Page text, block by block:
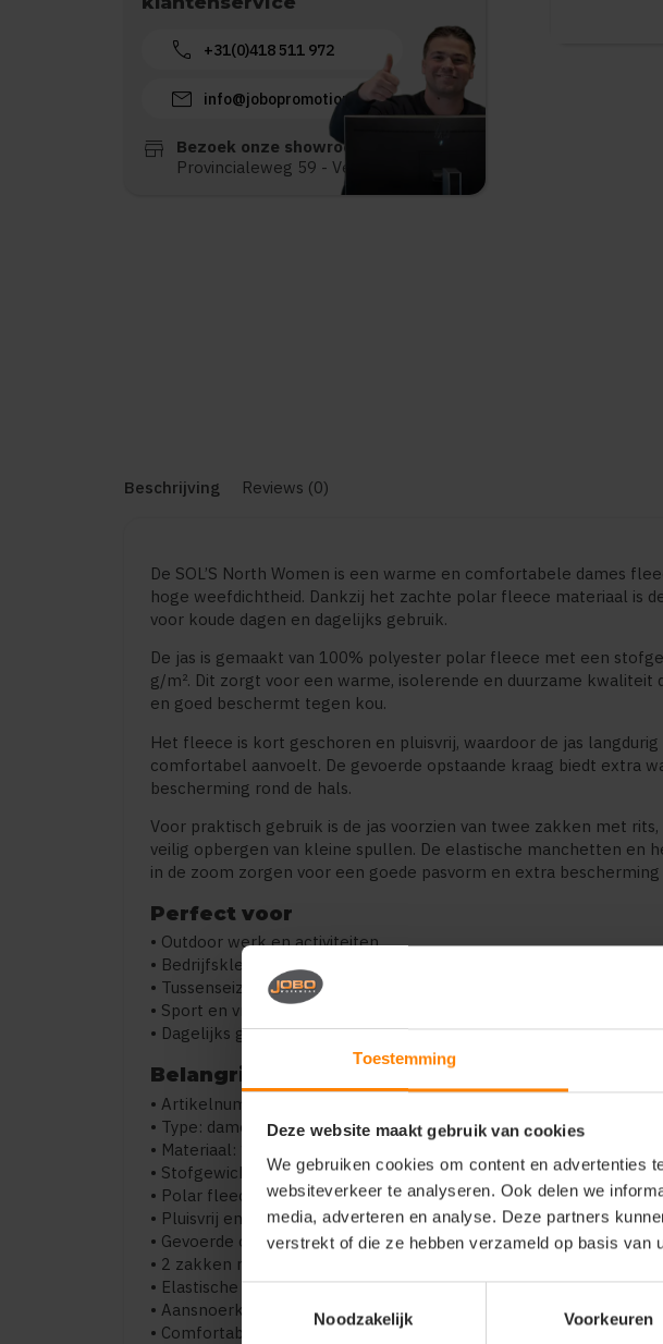
Toestemming
Deze website maakt gebruik van cookies
We gebruiken cookies om content en advertenties
websiteverkeer te analyseren. Ook delen we
media, adverteren en analyse. Deze partners
verstrekt of die ze hebben verzameld op basis van
Noodzakelijk
Voorkeuren
call +31(0)418 511 972
mail info@jobopromotions.nl
store
Bezoek onze showroom:
Provincialeweg 59 - Velddriel
Beschrijving Reviews (0)
De SOL’S North Women is een warme en comfortabele dames
hoge weefdichtheid. Dankzij het zachte polar fleece materiaal is
voor koude dagen en dagelijks gebruik.
De jas is gemaakt van 100% polyester polar fleece met een
g/m². Dit zorgt voor een warme, isolerende en duurzame kwaliteit
en goed beschermt tegen kou.
Het fleece is kort geschoren en pluisvrij, waardoor de jas
comfortabel aanvoelt. De gevoerde opstaande kraag biedt extra
bescherming rond de hals.
Voor praktisch gebruik is de jas voorzien van twee zakken met
veilig opbergen van kleine spullen. De elastische manchetten en
in de zoom zorgen voor een goede pasvorm en extra
Perfect voor
• Outdoor werk en activiteiten
• Bedrijfskleding
• Tussenseizoenen en winter
• Sport en vrije tijd
• Dagelijks gebruik
Belangrijkste kenmerken
• Artikelnummer: 854500
• Type: dames fleece jas
• Materiaal: 100% polyester
• Stofgewicht: 300 g/m²
• Polar fleece met hoge dichtheid
• Pluisvrij en kort geschoren
• Gevoerde opstaande kraag
• 2 zakken met rits
• Elastische manchetten
• Aansnoerkoord in zoom
• Comfortabele pasvorm